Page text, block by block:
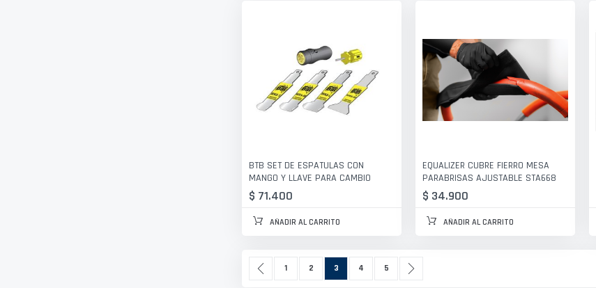
BTB SET DE ESPATULAS CON
MANGO Y LLAVE PARA CAMBIO
$ 71.400
AÑADIR AL CARRITO
EQUALIZER CUBRE FIERRO MESA
PARABRISAS AJUSTABLE STA668
$ 34.900
AÑADIR AL CARRITO
Página
Página
Anterior
Página
1 Página
2 Actualmente estás leyendo página
3 Página
4 Página
5